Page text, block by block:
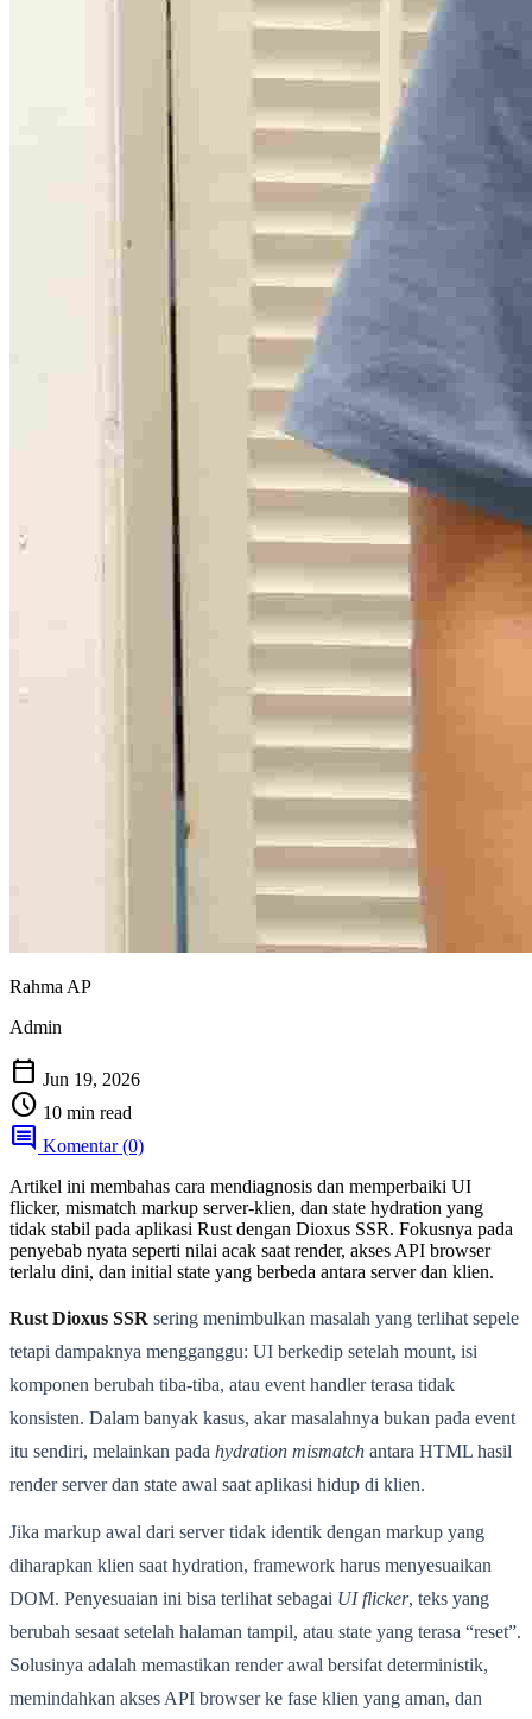
Rahma AP
Admin
calendar_today Jun 19, 2026
schedule 10 min read
comment Komentar (0)
Artikel ini membahas cara mendiagnosis dan memperbaiki UI
flicker, mismatch markup server-klien, dan state hydration yang
tidak stabil pada aplikasi Rust dengan Dioxus SSR. Fokusnya pada
penyebab nyata seperti nilai acak saat render, akses API browser
terlalu dini, dan initial state yang berbeda antara server dan klien.
Rust Dioxus SSR sering menimbulkan masalah yang terlihat sepele
tetapi dampaknya mengganggu: UI berkedip setelah mount, isi
komponen berubah tiba-tiba, atau event handler terasa tidak
konsisten. Dalam banyak kasus, akar masalahnya bukan pada event
itu sendiri, melainkan pada hydration mismatch antara HTML hasil
render server dan state awal saat aplikasi hidup di klien.
Jika markup awal dari server tidak identik dengan markup yang
diharapkan klien saat hydration, framework harus menyesuaikan
DOM. Penyesuaian ini bisa terlihat sebagai UI flicker, teks yang
berubah sesaat setelah halaman tampil, atau state yang terasa “reset”.
Solusinya adalah memastikan render awal bersifat deterministik,
memindahkan akses API browser ke fase klien yang aman, dan